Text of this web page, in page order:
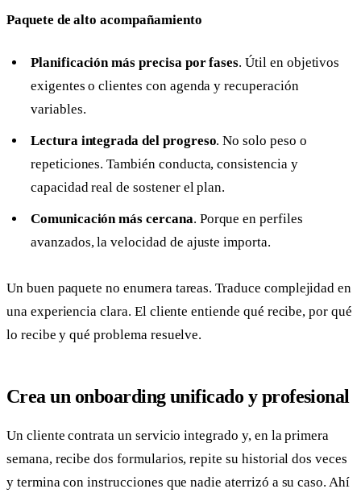
Paquete de alto acompañamiento
Planificación más precisa por fases. Útil en objetivos
exigentes o clientes con agenda y recuperación
variables.
Lectura integrada del progreso. No solo peso o
repeticiones. También conducta, consistencia y
capacidad real de sostener el plan.
Comunicación más cercana. Porque en perfiles
avanzados, la velocidad de ajuste importa.
Un buen paquete no enumera tareas. Traduce complejidad en
una experiencia clara. El cliente entiende qué recibe, por qué
lo recibe y qué problema resuelve.
Crea un onboarding unificado y profesional
Un cliente contrata un servicio integrado y, en la primera
semana, recibe dos formularios, repite su historial dos veces
y termina con instrucciones que nadie aterrizó a su caso. Ahí